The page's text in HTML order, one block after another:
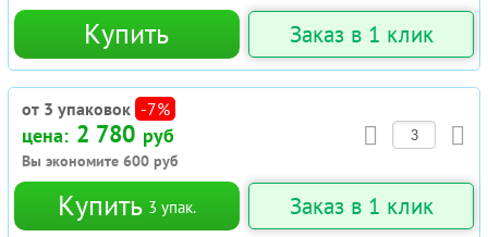
Купить Заказ в 1 клик
от 3 упаковок -7%
цена: 2 780 руб
Вы экономите 600 руб
Купить 3 упак. Заказ в 1 клик